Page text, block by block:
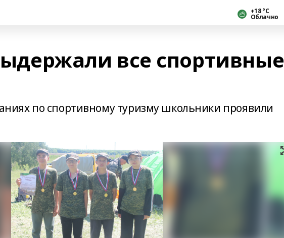
+18 °С
Облачно
все спортивные
по спортивному туризму школьники проявили